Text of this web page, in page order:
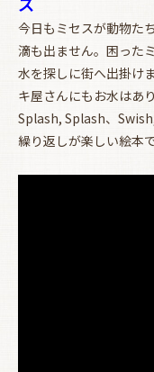
今日もミセスが動物た
滴も出ません。困った
水を探しに街へ出掛け
キ屋さんにもお水はあ
Splash, Splash、
繰り返しが楽しい絵本で